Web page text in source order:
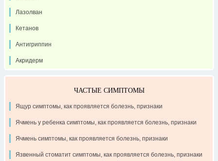
Лазолван
Кетанов
Антигриппин
Акридерм
ЧАСТЫЕ СИМПТОМЫ
Ящур симптомы, как проявляется болезнь, признаки
Ячмень у ребенка симптомы, как проявляется болезнь, признаки
Ячмень симптомы, как проявляется болезнь, признаки
Язвенный стоматит симптомы, как проявляется болезнь, признаки